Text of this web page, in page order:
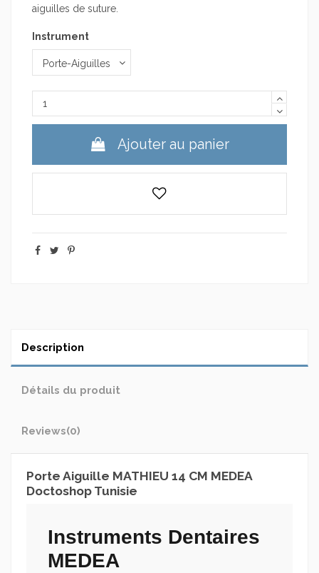
aiguilles de suture.
Instrument
Ajouter au panier
Description
Détails du produit
Reviews(0)
Porte Aiguille MATHIEU 14 CM MEDEA
Doctoshop Tunisie
Instruments Dentaires
MEDEA